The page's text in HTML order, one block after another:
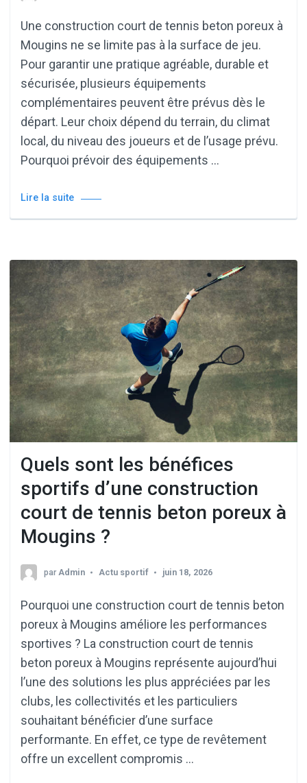
Une construction court de tennis beton poreux à
Mougins ne se limite pas à la surface de jeu.
Pour garantir une pratique agréable, durable et
sécurisée, plusieurs équipements
complémentaires peuvent être prévus dès le
départ. Leur choix dépend du terrain, du climat
local, du niveau des joueurs et de l’usage prévu.
Pourquoi prévoir des équipements …
Lire la suite
Quels sont les bénéfices
sportifs d’une construction
court de tennis beton poreux à
Mougins ?
par Admin Actu sportif juin 18, 2026
Pourquoi une construction court de tennis beton
poreux à Mougins améliore les performances
sportives ? La construction court de tennis
beton poreux à Mougins représente aujourd’hui
l’une des solutions les plus appréciées par les
clubs, les collectivités et les particuliers
souhaitant bénéficier d’une surface
performante. En effet, ce type de revêtement
offre un excellent compromis …